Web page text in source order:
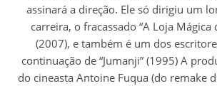
assinará a direção. Ele só dirigiu um
carreira, o fracassado “A Loja Mágica
(2007), e também é um dos
continuação de “Jumanji” (1995) A
do cineasta Antoine Fuqua (do remake